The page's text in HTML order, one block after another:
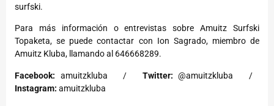
surfski.
Para más información o entrevistas sobre Amuitz Surfski
Topaketa, se puede contactar con Ion Sagrado, miembro de
Amuitz Kluba, llamando al 646668289.
Facebook: amuitzkluba / Twitter: @amuitzkluba /
Instagram: amuitzkluba